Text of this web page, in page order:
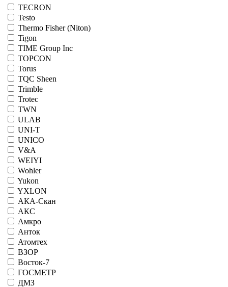
TECRON
Testo
Thermo Fisher (Niton)
Tigon
TIME Group Inc
TOPCON
Torus
TQC Sheen
Trimble
Trotec
TWN
ULAB
UNI-T
UNICO
V&A
WEIYI
Wohler
Yukon
YXLON
АКА-Скан
АКС
Амкро
Анток
Атомтех
ВЗОР
Восток-7
ГОСМЕТР
ДМЗ